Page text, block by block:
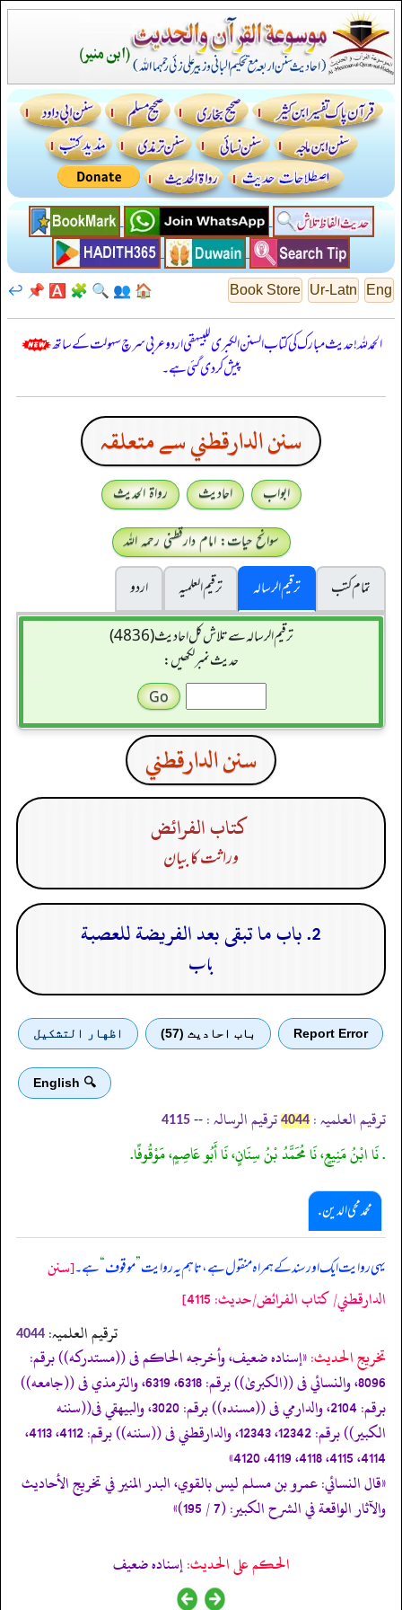
Eng
Ur-Latn
Book Store
🏠
👥
🔍
🧩
🅰️
📌
↩️
الحمدللہ! حدیث مبارک کی کتاب السنن الكبرى للبيهقي اردو عربی سرچ سہولت کے ساتھ
پیش کر دی گئی ہے۔
سنن الدارقطني سے متعلقہ
ابواب احادیث
رواۃ الحدیث
سوانح حیات: امام دارقطنی رحمہ اللہ
تمام کتب
ترقیم الرسالہ ترقیم العلمیہ
اردو
ترقیم الرسالہ سے تلاش کل احادیث (4836)
حدیث نمبر لکھیں:
سنن الدارقطني
كتاب الفرائض
وراثت کا بیان
2. باب ما تبقى بعد الفريضة للعصبة
باب
Report Error باب احادیث (57) اظهار التشكيل
🔍 English
ترقیم العلمیہ : 4044 ترقیم الرسالہ : --
4115
. نَا ابْنُ مَنِيعٍ، نَا مُحَمَّدُ بْنُ سِنَانٍ، نَا أَبُو عَاصِمٍ، مَوْقُوفًا.
محمد محی الدین .
یہی روایت ایک اور سند کے ہمراہ منقول ہے، تاہم یہ روایت”موقوف“ہے۔[سنن
الدارقطني/ كتاب الفرائض/حدیث: 4115]
ترقیم العلمیہ: 4044
تخریج الحدیث:«إسناده ضعيف، وأخرجه الحاكم فى ((مستدركه)) برقم:
8096، والنسائي فى ((الكبریٰ)) برقم: 6318، 6319، والترمذي فى ((جامعه))
برقم: 2104، والدارمي فى ((مسنده)) برقم: 3020، والبيهقي فى((سننه
الكبير)) برقم: 12342، 12343، والدارقطني فى ((سننه)) برقم: 4112، 4113،
4114، 4115، 4118، 4119، 4120»
«‏‏‏‏قال النسائي: عمرو بن مسلم ليس بالقوي، البدر المنير في تخريج الأحاديث
والآثار الواقعة في الشرح الكبير: (7 / 195)»
الحكم على الحديث:إسناده ضعيف